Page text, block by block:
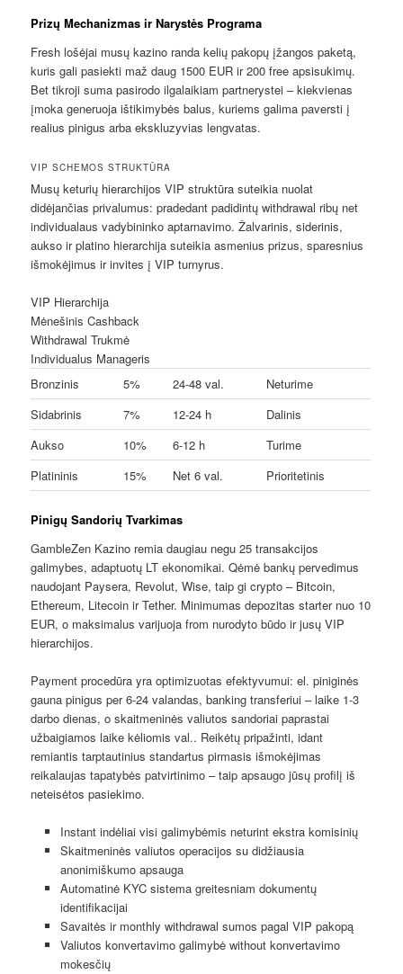
Prizų Mechanizmas ir Narystės Programa
Fresh lošėjai musų kazino randa kelių pakopų įžangos paketą,
kuris gali pasiekti maž daug 1500 EUR ir 200 free apsisukimų.
Bet tikroji suma pasirodo ilgalaikiam partnerystei – kiekvienas
įmoka generuoja ištikimybės balus, kuriems galima paversti į
realius pinigus arba ekskluzyvias lengvatas.
VIP SCHEMOS STRUKTŪRA
Musų keturių hierarchijos VIP struktūra suteikia nuolat
didėjančias privalumus: pradedant padidintų withdrawal ribų net
individualaus vadybininko aptarnavimo. Žalvarinis, siderinis,
aukso ir platino hierarchija suteikia asmenius prizus, sparesnius
išmokėjimus ir invites į VIP turnyrus.
VIP Hierarchija
Mėnešinis Cashback
Withdrawal Trukmė
Individualus Manageris
Bronzinis
5% 24-48 val.
Neturime
Sidabrinis
7% 12-24 h
Dalinis
Aukso
10% 6-12 h
Turime
Platininis
15% Net 6 val. Prioritetinis
Pinigų Sandorių Tvarkimas
GambleZen Kazino remia daugiau negu 25 transakcijos
galimybes, adaptuotų LT ekonomikai. Qėmė bankų pervedimus
naudojant Paysera, Revolut, Wise, taip gi crypto – Bitcoin,
Ethereum, Litecoin ir Tether. Minimumas depozitas starter nuo 10
EUR, o maksimalus varijuoja from nurodyto būdo ir jusų VIP
hierarchijos.
Payment procedūra yra optimizuotas efektyvumui: el. piniginės
gauna pinigus per 6-24 valandas, banking transferiui – laike 1-3
darbo dienas, o skaitmeninės valiutos sandoriai paprastai
užbaigiamos laike kėliomis val.. Reikėtų pripažinti, idant
remiantis tarptautinius standartus pirmasis išmokėjimas
reikalaujas tapatybės patvirtinimo – taip apsaugo jūsų profilį iš
neteisėtos pasiekimo.
Instant indėliai visi galimybėmis neturint ekstra komisinių
Skaitmeninės valiutos operacijos su didžiausia
anonimiškumo apsauga
Automatinė KYC sistema greitesniam dokumentų
identifikacijai
Savaitės ir monthly withdrawal sumos pagal VIP pakopą
Valiutos konvertavimo galimybė without konvertavimo
mokesčių